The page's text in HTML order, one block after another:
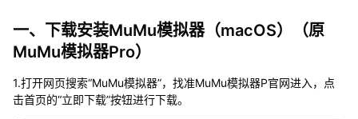
一、下载安装MuMu模拟器（macOS）（原
MuMu模拟器Pro）
1.打开网页搜索“MuMu模拟器”，找准MuMu模拟器P官网进入，点
击首页的“立即下载”按钮进行下载。